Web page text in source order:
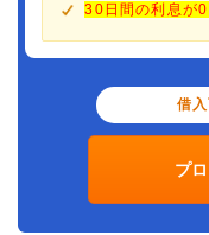
30日間の利息が0
借
プ